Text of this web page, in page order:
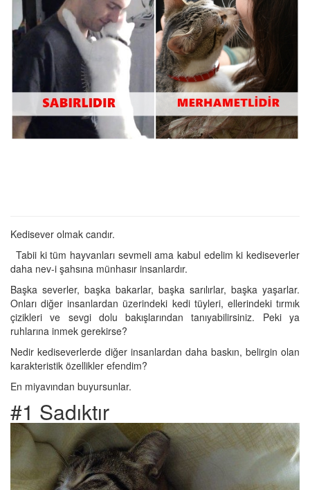
Kedisever olmak candır.
Tabii ki tüm hayvanları sevmeli ama kabul edelim ki kediseverler
daha nev-i şahsına münhasır insanlardır.
Başka severler, başka bakarlar, başka sarılırlar, başka yaşarlar.
Onları diğer insanlardan üzerindeki kedi tüyleri, ellerindeki tırmık
çizikleri ve sevgi dolu bakışlarından tanıyabilirsiniz. Peki ya
ruhlarına inmek gerekirse?
Nedir kediseverlerde diğer insanlardan daha baskın, belirgin olan
karakteristik özellikler efendim?
En miyavından buyursunlar.
#1 Sadıktır